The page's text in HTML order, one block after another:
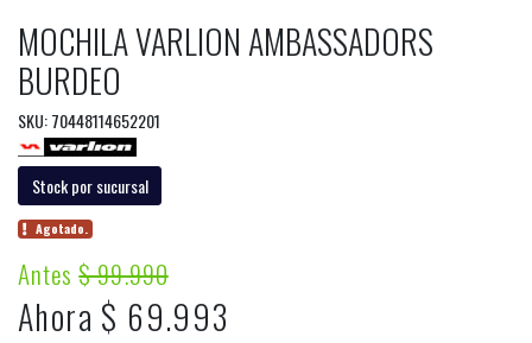
MOCHILA VARLION AMBASSADORS
BURDEO
SKU: 70448114652201
Stock por sucursal
Agotado.
Antes$ 99.990
Ahora $ 69.993